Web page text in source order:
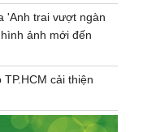
'Anh trai vượt ngàn
ảnh mới đến
cải thiện